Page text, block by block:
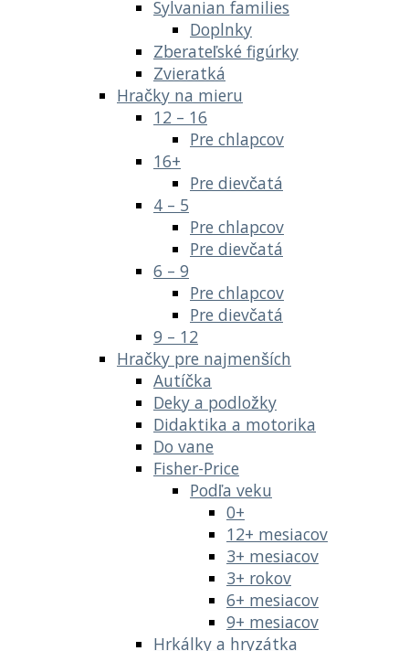
Sylvanian families
Doplnky
Zberateľské figúrky
Zvieratká
Hračky na mieru
12 – 16
Pre chlapcov
16+
Pre dievčatá
4 – 5
Pre chlapcov
Pre dievčatá
6 – 9
Pre chlapcov
Pre dievčatá
9 – 12
Hračky pre najmenších
Autíčka
Deky a podložky
Didaktika a motorika
Do vane
Fisher-Price
Podľa veku
0+
12+ mesiacov
3+ mesiacov
3+ rokov
6+ mesiacov
9+ mesiacov
Hrkálky a hryzátka